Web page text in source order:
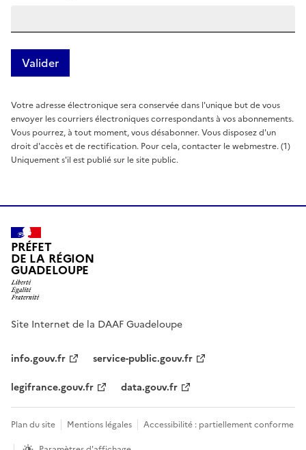
Votre adresse électronique sera conservée dans l'unique but de vous
envoyer les courriers électroniques correspondants à vos abonnements.
Vous pourrez, à tout moment, vous désabonner. Vous disposez d'un
droit d'accès et de rectification. Pour cela, contacter le webmestre. (1)
Uniquement s'il est publié sur le site public.
PRÉFET
DE LA RÉGION
GUADELOUPE
Site Internet de la DAAF Guadeloupe
info.gouv.fr
service-public.gouv.fr
legifrance.gouv.fr
data.gouv.fr
Plan du site Mentions légales
Accessibilité : partiellement conforme